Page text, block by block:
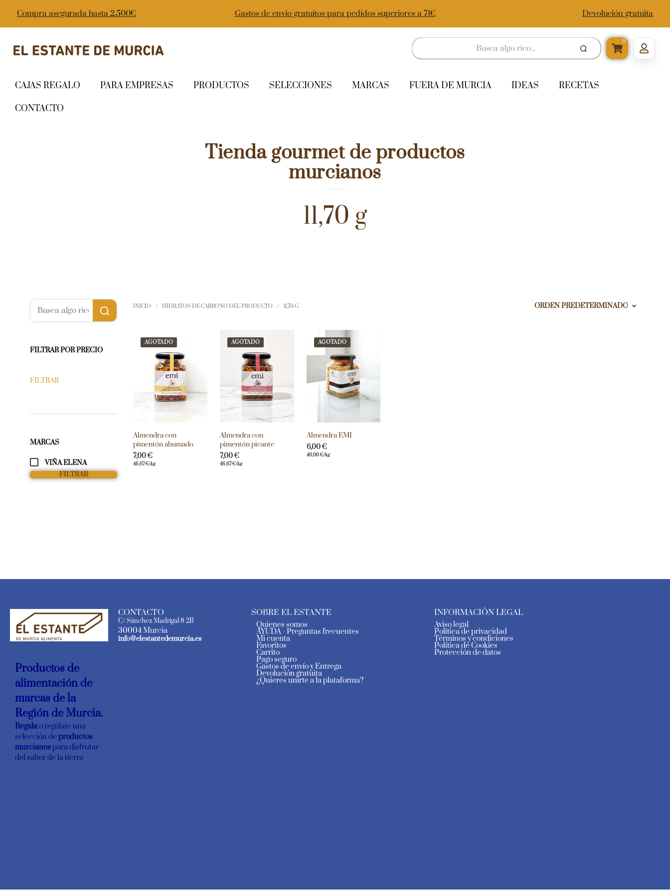
Compra asegurada hasta 2.500€ Gastos de envío gratuitos para pedidos superiores a 71€ Devolución gratuita
0
CAJAS REGALO PARA EMPRESAS PRODUCTOS SELECCIONES MARCAS FUERA DE MURCIA IDEAS RECETAS
CONTACTO
Tienda gourmet de productos
murcianos
11,70 g
FILTRAR POR PRECIO
FILTRAR
MARCAS
VIÑA ELENA
FILTRAR
INICIO / HIDRATOS DE CARBONO DEL PRODUCTO / 11,70 G
AGOTADO
Almendra con
pimentón ahumado
7,00€
46,67€/kg
AGOTADO
Almendra con
pimentón picante
7,00€
46,67€/kg
AGOTADO
Almendra EMI
6,00€
40,00€/kg
Productos de
alimentación de
marcas de la
Región de Murcia.
Regalao regálate una
selección de productos
murcianospara disfrutar
del sabor de la tierra
CONTACTO
C/ Sánchez Madrigal 8 2B
30004 Murcia
info@elestantedemurcia.es
SOBRE EL ESTANTE
Quienes somos
AYUDA - Preguntas frecuentes
Mi cuenta
Favoritos
Carrito
Pago seguro
Gastos de envío y Entrega
Devolución gratuita
¿Quieres unirte a la plataforma?
INFORMACIÓN LEGAL
Aviso legal
Política de privacidad
Términos y condiciones
Política de Cookies
Protección de datos